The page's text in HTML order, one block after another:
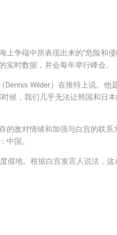
争端中所表现出来的“危险和
时数据，并会每年举行峰会。
Dennis Wilder）在推特上说。
候，我们几乎无法让韩国和日
的敌对情绪和加强与白宫的联
中国。
假地。根据白宫发言人说法，